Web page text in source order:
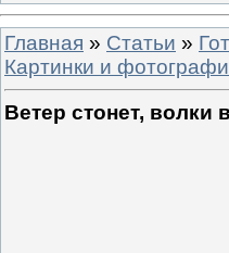
Главная » Статьи »
Картинки и
Ветер стонет, волки